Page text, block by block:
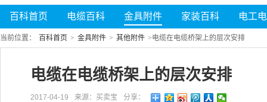
百科首页 电缆百科 金具附件 家装百科 电工
当前位置： 百科首页 > 金具附件 > 其他附件 >电缆在电缆桥架上的层次安排
电缆在电缆桥架上的层次安排
2017-04-19 来源：买卖宝 分享：